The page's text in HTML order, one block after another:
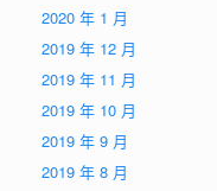
2020 年 1 月
2019 年 12 月
2019 年 11 月
2019 年 10 月
2019 年 9 月
2019 年 8 月